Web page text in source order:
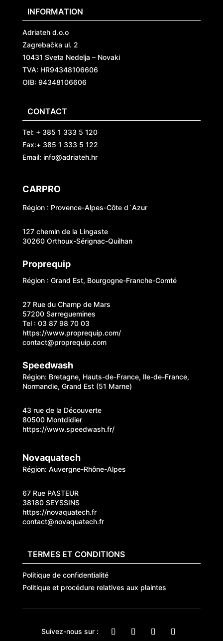
INFORMATION
Adriateh d.o.o
Zagrebačka ul. 2
10431 Sveta Nedelja – Novaki
TVA: HR94348106606
OIB: 94348106606
CONTACT
Tel: + 385 1 333 5 120
Fax:+ 385 1 333 5 122
Email: info@adriateh.hr
CARPRO
Région : Provence-Alpes-Côte d´Azur
127 chemin de la Lingaste
30260 Orthoux-Sérignac-Quilhan
Proprequip
Région : Grand Est, Bourgogne-Franche-Comté
27 Rue du Champ de Mars
57200 Sarreguemines
Tel : 03 87 98 70 03
https://www.proprequip.com/
contact@proprequip.com
Speedwash
Région: Bretagne, Hauts-de-France, Ile-de-France,
Normandie, Grand Est (51 Marne)
43 rue de la Découverte
80500 Montdidier
https://www.speedwash.fr/
Novaquatech
Région: Auvergne-Rhône-Alpes
67 Rue PASTEUR
38180 SEYSSINS
https://novaquatech.fr
contact@novaquatech.fr
TERMES ET CONDITIONS
Politique de confidentialité
Politique et procédure relatives aux plaintes